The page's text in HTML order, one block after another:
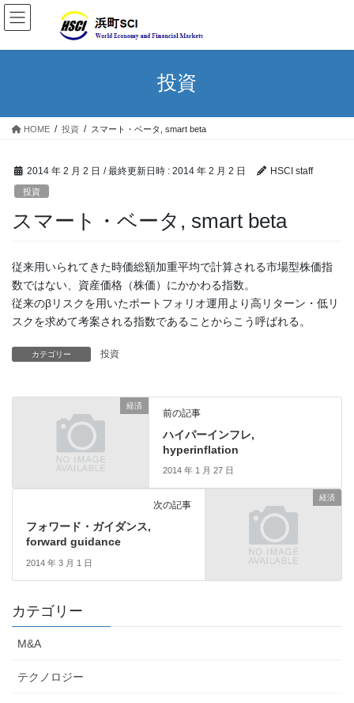
投資
HOME 投資 スマート・ベータ, smart beta
2014 年 2 月 2 日 / 最終更新日時 : 2014 年 2 月 2 日 HSCI staff
投資
スマート・ベータ, smart beta
従来用いられてきた時価総額加重平均で計算される市場型株価指
数ではない、資産価格（株価）にかかわる指数。
従来のβリスクを用いたポートフォリオ運用より高リターン・低リ
スクを求めて考案される指数であることからこう呼ばれる。
カテゴリー 投資
経済
前の記事
ハイパーインフレ,
hyperinflation
2014 年 1 月 27 日
経済
次の記事
フォワード・ガイダンス,
forward guidance
2014 年 3 月 1 日
カテゴリー
M&A
テクノロジー